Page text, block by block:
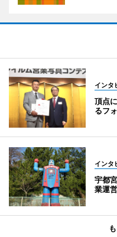
インタ
頂点
るフ
インタ
宇都
業運